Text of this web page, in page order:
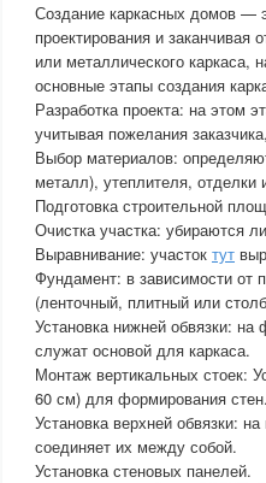
Создание каркасных домов —
проектирования и
или металлического
основные этапы создания
Разработка проекта: на этом
учитывая пожелания
Выбор материалов:
металл), утеплителя, отделки
Подготовка строительной
Очистка участка: убираются
Выравнивание: участок тут
Фундамент: в зависимости от
(ленточный, плитный или
Установка нижней обвязки:
служат основой для каркаса.
Монтаж вертикальных стоек:
60 см) для формирования стен.
Установка верхней обвязки:
соединяет их между собой.
Установка стеновых панелей.